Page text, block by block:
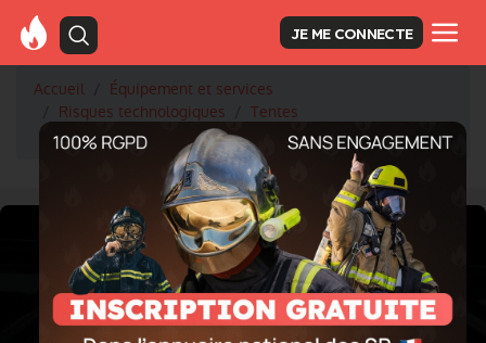
JE ME CONNECTE
Accueil
Équipement et services
Risques technologiques
Tentes
Tentes exosquelette RDT